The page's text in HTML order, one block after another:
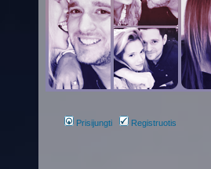
Prisijungti Registruotis